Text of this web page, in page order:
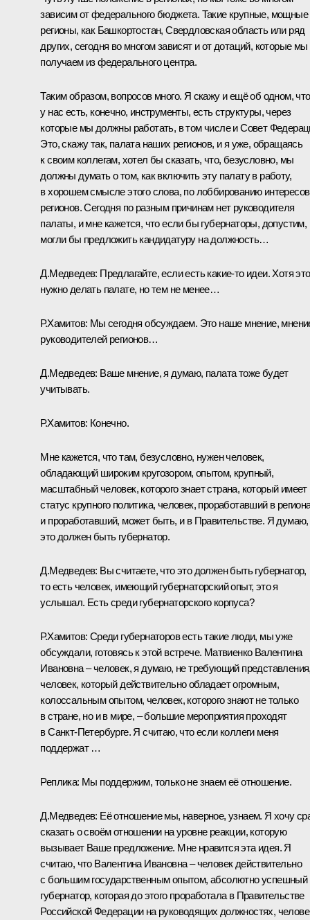
зависим от федерального бюджета. Такие крупные, мощные
регионы, как Башкортостан, Свердловская область или ряд
других, сегодня во многом зависят и от дотаций, которые мы
получаем из федерального центра.
Таким образом, вопросов много. Я скажу и ещё об одном, что
у нас есть, конечно, инструменты, есть структуры, через
которые мы должны работать, в том числе и Совет
Это, скажу так, палата наших регионов, и я уже, обращаясь
к своим коллегам, хотел бы сказать, что, безусловно, мы
должны думать о том, как включить эту палату в работу,
в хорошем смысле этого слова, по лоббированию интересов
регионов. Сегодня по разным причинам нет руководителя
палаты, и мне кажется, что если бы губернаторы, допустим,
могли бы предложить кандидатуру на должность…
Д.Медведев: Предлагайте, если есть какие‑то идеи. Хотя это
нужно делать палате, но тем не менее…
Р.Хамитов: Мы сегодня обсуждаем. Это наше мнение,
руководителей регионов…
Д.Медведев: Ваше мнение, я думаю, палата тоже будет
учитывать.
Р.Хамитов: Конечно.
Мне кажется, что там, безусловно, нужен человек,
обладающий широким кругозором, опытом, крупный,
масштабный человек, которого знает страна, который имеет
статус крупного политика, человек, проработавший в
и проработавший, может быть, и в Правительстве. Я думаю,
это должен быть губернатор.
Д.Медведев: Вы считаете, что это должен быть губернатор,
то есть человек, имеющий губернаторский опыт, это я
услышал. Есть среди губернаторского корпуса?
Р.Хамитов: Среди губернаторов есть такие люди, мы уже
обсуждали, готовясь к этой встрече. Матвиенко Валентина
Ивановна – человек, я думаю, не требующий
человек, который действительно обладает огромным,
колоссальным опытом, человек, которого знают не только
в стране, но и в мире, – большие мероприятия проходят
в Санкт-Петербурге. Я считаю, что если коллеги меня
поддержат …
Реплика: Мы поддержим, только не знаем её отношение.
Д.Медведев: Её отношение мы, наверное, узнаем. Я хочу
сказать о своём отношении на уровне реакции, которую
вызывает Ваше предложение. Мне нравится эта идея. Я
считаю, что Валентина Ивановна – человек действительно
с большим государственным опытом, абсолютно успешный
губернатор, которая до этого проработала в Правительстве
Российской Федерации на руководящих должностях,